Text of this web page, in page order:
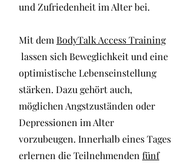
und Zufriedenheit im Alter bei.
Mit dem BodyTalk Access Training
lassen sich Beweglichkeit und eine
optimistische Lebenseinstellung
stärken. Dazu gehört auch,
möglichen Angstzuständen oder
Depressionen im Alter
vorzubeugen. Innerhalb eines Tages
erlernen die Teilnehmenden fünf